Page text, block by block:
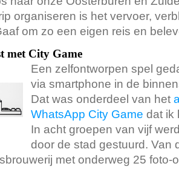
organiseren is het vervoer,
om zo een eigen reis en
met City Game
Een zelfontworpen spel
via smartphone in de
Dat was onderdeel van het
WhatsApp City Game dat ik
In acht groepen van vijf
door de stad gestuurd. Van
met onderweg 25 foto-